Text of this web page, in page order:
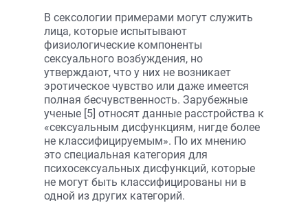
В сексологии примерами могут служить
лица, которые испытывают
физиологические компоненты
сексуального возбуждения, но
утверждают, что у них не возникает
эротическое чувство или даже имеется
полная бесчувственность. Зарубежные
ученые [5] относят данные расстройства к
«сексуальным дисфункциям, нигде более
не классифицируемым». По их мнению
это специальная категория для
психосексуальных дисфункций, которые
не могут быть классифицированы ни в
одной из других категорий.